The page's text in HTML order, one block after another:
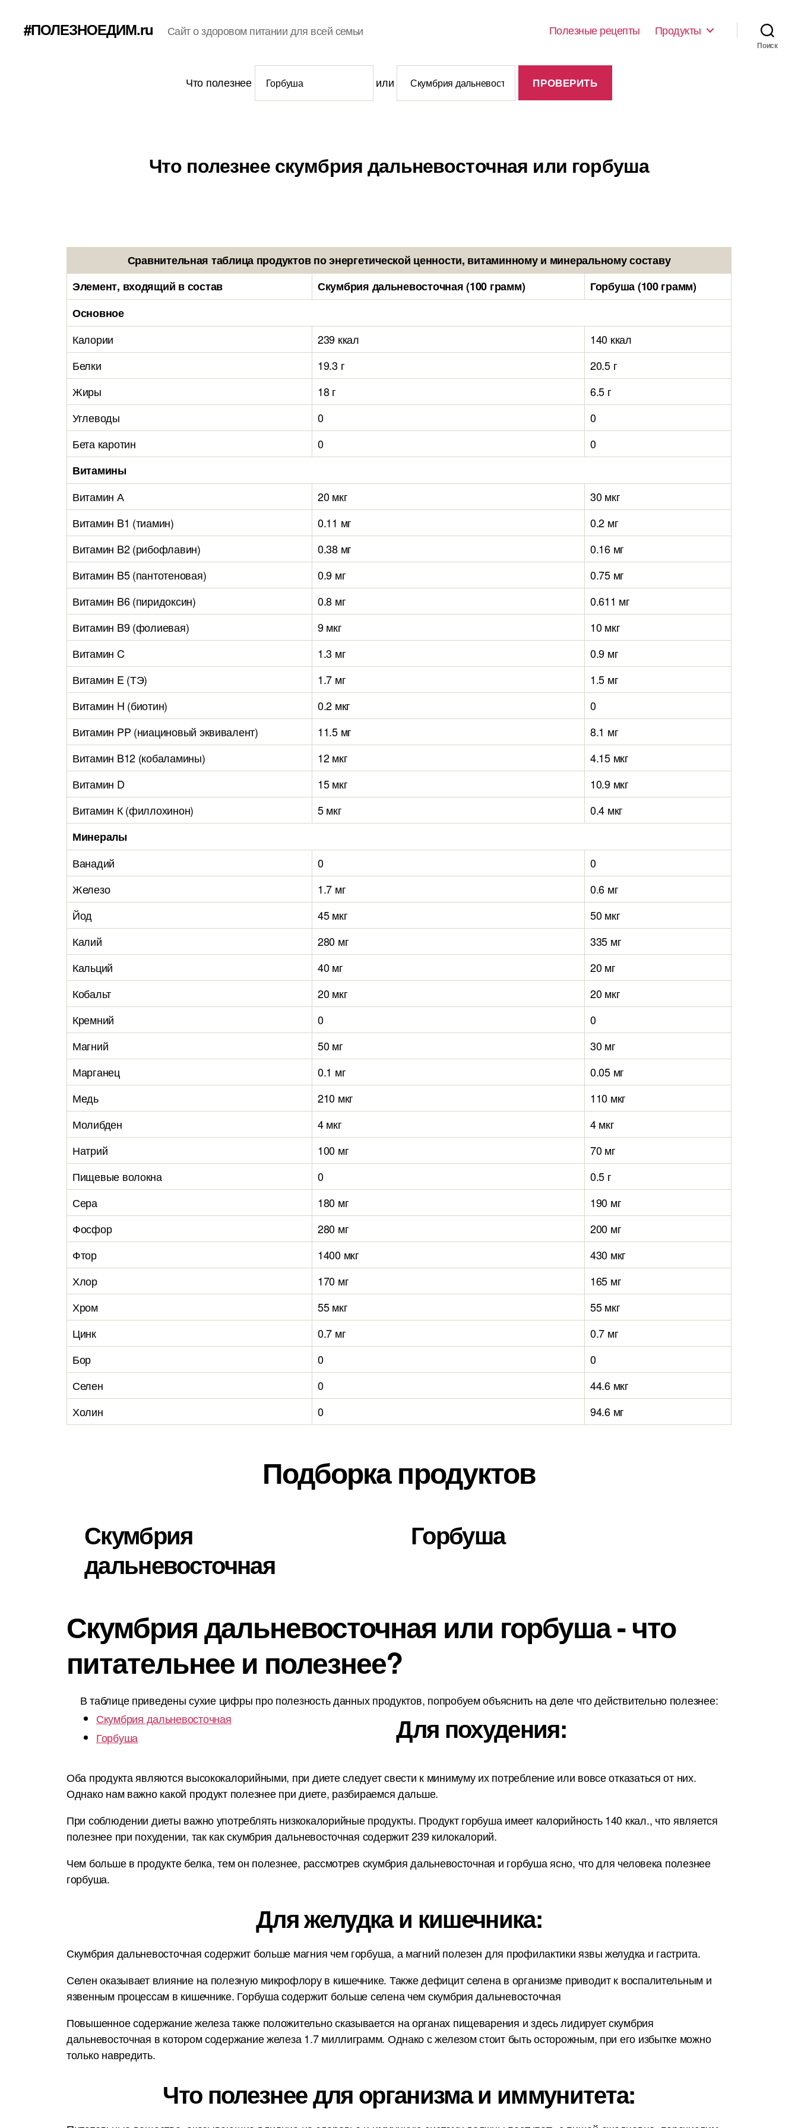
#ПОЛЕЗНОЕДИМ.ru Сайт о здоровом питании для всей семьи Полезные рецепты Продукты
Поиск
Что полезнее или
Что полезнее скумбрия дальневосточная или горбуша
Сравнительная таблица продуктов по энергетической ценности, витаминному и минеральному составу
Элемент, входящий в состав
Скумбрия дальневосточная (100 грамм)
Горбуша (100 грамм)
Основное
Калории
239 ккал
140 ккал
Белки
19.3 г
20.5 г
Жиры
18 г
6.5 г
Углеводы
0
0
Бета каротин
0
0
Витамины
Витамин А
20 мкг
30 мкг
Витамин B1 (тиамин)
0.11 мг
0.2 мг
Витамин B2 (рибофлавин)
0.38 мг
0.16 мг
Витамин B5 (пантотеновая)
0.9 мг
0.75 мг
Витамин B6 (пиридоксин)
0.8 мг
0.611 мг
Витамин B9 (фолиевая)
9 мкг
10 мкг
Витамин C
1.3 мг
0.9 мг
Витамин E (ТЭ)
1.7 мг
1.5 мг
Витамин H (биотин)
0.2 мкг
0
Витамин PP (ниациновый эквивалент)
11.5 мг
8.1 мг
Витамин B12 (кобаламины)
12 мкг
4.15 мкг
Витамин D
15 мкг
10.9 мкг
Витамин К (филлохинон)
5 мкг
0.4 мкг
Минералы
Ванадий
0
0
Железо
1.7 мг
0.6 мг
Йод
45 мкг
50 мкг
Калий
280 мг
335 мг
Кальций
40 мг
20 мг
Кобальт
20 мкг
20 мкг
Кремний
0
0
Магний
50 мг
30 мг
Марганец
0.1 мг
0.05 мг
Медь
210 мкг
110 мкг
Молибден
4 мкг
4 мкг
Натрий
100 мг
70 мг
Пищевые волокна
0
0.5 г
Сера
180 мг
190 мг
Фосфор
280 мг
200 мг
Фтор
1400 мкг
430 мкг
Хлор
170 мг
165 мг
Хром
55 мкг
55 мкг
Цинк
0.7 мг
0.7 мг
Бор
0
0
Селен
0
44.6 мкг
Холин
0 94.6 мг
Подборка продуктов
Скумбрия
дальневосточная
Горбуша
Скумбрия дальневосточная или горбуша - что
питательнее и полезнее?
В таблице приведены сухие цифры про полезность данных продуктов, попробуем объяснить на деле что действительно полезнее:
Скумбрия дальневосточная
Горбуша
Для похудения:
Оба продукта являются высококалорийными, при диете следует свести к минимуму их потребление или вовсе отказаться от них.
Однако нам важно какой продукт полезнее при диете, разбираемся дальше.
При соблюдении диеты важно употреблять низкокалорийные продукты. Продукт горбуша имеет калорийность 140 ккал., что является
полезнее при похудении, так как скумбрия дальневосточная содержит 239 килокалорий.
Чем больше в продукте белка, тем он полезнее, рассмотрев скумбрия дальневосточная и горбуша ясно, что для человека полезнее
горбуша.
Для желудка и кишечника:
Скумбрия дальневосточная содержит больше магния чем горбуша, а магний полезен для профилактики язвы желудка и гастрита.
Селен оказывает влияние на полезную микрофлору в кишечнике. Также дефицит селена в организме приводит к воспалительным и
язвенным процессам в кишечнике. Горбуша содержит больше селена чем скумбрия дальневосточная
Повышенное содержание железа также положительно сказывается на органах пищеварения и здесь лидирует скумбрия
дальневосточная в котором содержание железа 1.7 миллиграмм. Однако с железом стоит быть осторожным, при его избытке можно
только навредить.
Что полезнее для организма и иммунитета: